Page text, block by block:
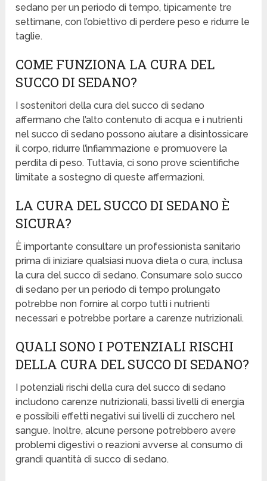
sedano per un periodo di tempo, tipicamente tre
settimane, con l’obiettivo di perdere peso e ridurre le
taglie.
COME FUNZIONA LA CURA DEL
SUCCO DI SEDANO?
I sostenitori della cura del succo di sedano
affermano che l’alto contenuto di acqua e i nutrienti
nel succo di sedano possono aiutare a disintossicare
il corpo, ridurre l’infiammazione e promuovere la
perdita di peso. Tuttavia, ci sono prove scientifiche
limitate a sostegno di queste affermazioni.
LA CURA DEL SUCCO DI SEDANO È
SICURA?
È importante consultare un professionista sanitario
prima di iniziare qualsiasi nuova dieta o cura, inclusa
la cura del succo di sedano. Consumare solo succo
di sedano per un periodo di tempo prolungato
potrebbe non fornire al corpo tutti i nutrienti
necessari e potrebbe portare a carenze nutrizionali.
QUALI SONO I POTENZIALI RISCHI
DELLA CURA DEL SUCCO DI SEDANO?
I potenziali rischi della cura del succo di sedano
includono carenze nutrizionali, bassi livelli di energia
e possibili effetti negativi sui livelli di zucchero nel
sangue. Inoltre, alcune persone potrebbero avere
problemi digestivi o reazioni avverse al consumo di
grandi quantità di succo di sedano.